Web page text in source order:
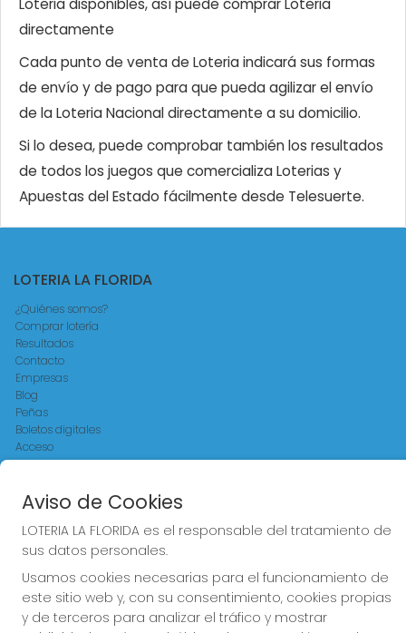
Loteria disponibles, así puede comprar Loteria
directamente
Cada punto de venta de Loteria indicará sus formas
de envío y de pago para que pueda agilizar el envío
de la Loteria Nacional directamente a su domicilio.
Si lo desea, puede comprobar también los resultados
de todos los juegos que comercializa Loterias y
Apuestas del Estado fácilmente desde Telesuerte.
LOTERIA LA FLORIDA
¿Quiénes somos?
Comprar lotería
Resultados
Contacto
Empresas
Blog
Peñas
Boletos digitales
Acceso
Registro
REDES SOCIALES
CONTACTO
LOTERIA LA FLORIDA ADMINISTRACION DE LOTERIAS: 14-LA
CORUÑA - RECEPTOR OFICIAL: 30015
Aviso de Cookies
LOTERIA LA FLORIDA es el responsable del tratamiento de
sus datos personales.
Usamos cookies necesarias para el funcionamiento de
este sitio web y, con su consentimiento, cookies propias
y de terceros para analizar el tráfico y mostrar